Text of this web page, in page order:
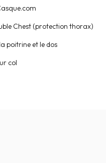
Chest (protection thorax)
poitrine et le dos
col